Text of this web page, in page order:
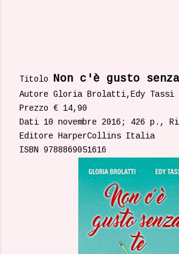
Titolo Non c'è gusto
Autore Gloria Brolatti,Edy Tassi
Prezzo € 14,90
Dati 10 novembre 2016; 426 p.,
Editore HarperCollins Italia
ISBN 9788869051616